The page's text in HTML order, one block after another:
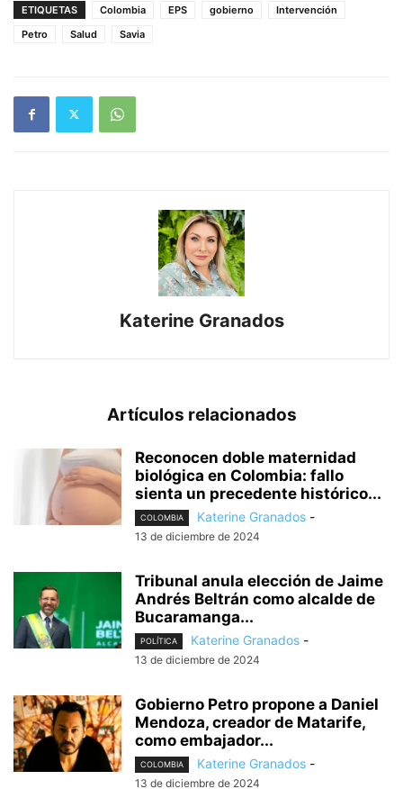
ETIQUETAS Colombia EPS gobierno
Intervención
Petro
Salud Savia
Katerine Granados
Artículos relacionados
Reconocen doble maternidad
biológica en Colombia: fallo
sienta un precedente histórico...
COLOMBIA Katerine Granados -
13 de diciembre de 2024
Tribunal anula elección de Jaime
Andrés Beltrán como alcalde de
Bucaramanga...
POLÍTICA Katerine Granados -
13 de diciembre de 2024
Gobierno Petro propone a Daniel
Mendoza, creador de Matarife,
como embajador...
COLOMBIA Katerine Granados -
13 de diciembre de 2024